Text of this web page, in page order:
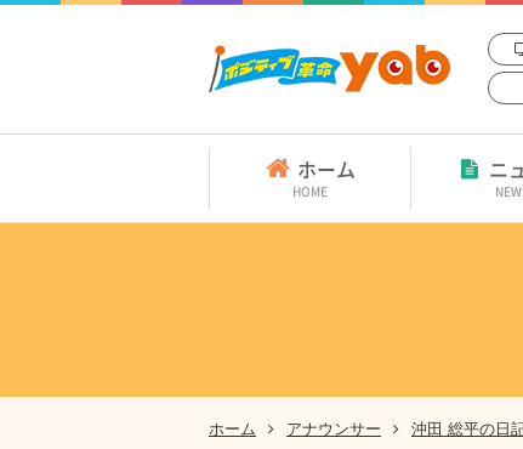
ホーム
HOME
ニ
ホーム アナウンサー 沖田 総平の日